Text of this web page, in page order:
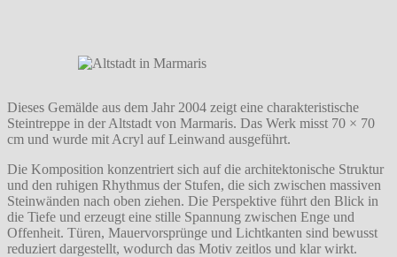
Dieses Gemälde aus dem Jahr 2004 zeigt eine charakteristische
Steintreppe in der Altstadt von Marmaris. Das Werk misst 70 × 70
cm und wurde mit Acryl auf Leinwand ausgeführt.
Die Komposition konzentriert sich auf die architektonische Struktur
und den ruhigen Rhythmus der Stufen, die sich zwischen massiven
Steinwänden nach oben ziehen. Die Perspektive führt den Blick in
die Tiefe und erzeugt eine stille Spannung zwischen Enge und
Offenheit. Türen, Mauervorsprünge und Lichtkanten sind bewusst
reduziert dargestellt, wodurch das Motiv zeitlos und klar wirkt.